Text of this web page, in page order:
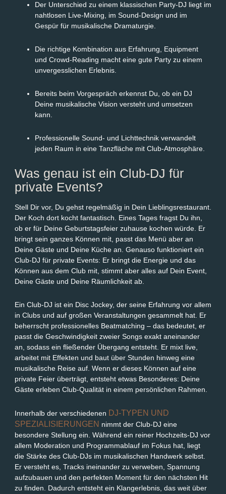
Der Unterschied zu einem klassischen Party-DJ liegt im
nahtlosen Live-Mixing, im Sound-Design und im
Gespür für musikalische Dramaturgie.
Die richtige Kombination aus Erfahrung, Equipment
und Crowd-Reading macht eine gute Party zu einem
unvergesslichen Erlebnis.
Bereits beim Vorgespräch erkennst Du, ob ein DJ
Deine musikalische Vision versteht und umsetzen
kann.
Professionelle Sound- und Lichttechnik verwandelt
jeden Raum in eine Tanzfläche mit Club-Atmosphäre.
Was genau ist ein Club-DJ für
private Events?
Stell Dir vor, Du gehst regelmäßig in Dein Lieblingsrestaurant.
Der Koch dort kocht fantastisch. Eines Tages fragst Du ihn,
ob er für Deine Geburtstagsfeier zuhause kochen würde. Er
bringt sein ganzes Können mit, passt das Menü aber an
Deine Gäste und Deine Küche an. Genauso funktioniert ein
Club-DJ für private Events: Er bringt die Energie und das
Können aus dem Club mit, stimmt aber alles auf Dein Event,
Deine Gäste und Deine Räumlichkeit ab.
Ein Club-DJ ist ein Disc Jockey, der seine Erfahrung vor allem
in Clubs und auf großen Veranstaltungen gesammelt hat. Er
beherrscht professionelles Beatmatching – das bedeutet, er
passt die Geschwindigkeit zweier Songs exakt aneinander
an, sodass ein fließender Übergang entsteht. Er mixt live,
arbeitet mit Effekten und baut über Stunden hinweg eine
musikalische Reise auf. Wenn er dieses Können auf eine
private Feier überträgt, entsteht etwas Besonderes: Deine
Gäste erleben Club-Qualität in einem persönlichen Rahmen.
Innerhalb der verschiedenen DJ-TYPEN UND
SPEZIALISIERUNGEN nimmt der Club-DJ eine
besondere Stellung ein. Während ein reiner Hochzeits-DJ vor
allem Moderation und Programmablauf im Fokus hat, liegt
die Stärke des Club-DJs im musikalischen Handwerk selbst.
Er versteht es, Tracks ineinander zu verweben, Spannung
aufzubauen und den perfekten Moment für den nächsten Hit
zu finden. Dadurch entsteht ein Klangerlebnis, das weit über